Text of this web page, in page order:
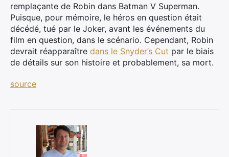
remplaçante de Robin dans Batman V Superman.
Puisque, pour mémoire, le héros en question était
décédé, tué par le Joker, avant les événements du
film en question, dans le scénario. Cependant, Robin
devrait réapparaître dans le Snyder’s Cut par le biais
de détails sur son histoire et probablement, sa mort.
source